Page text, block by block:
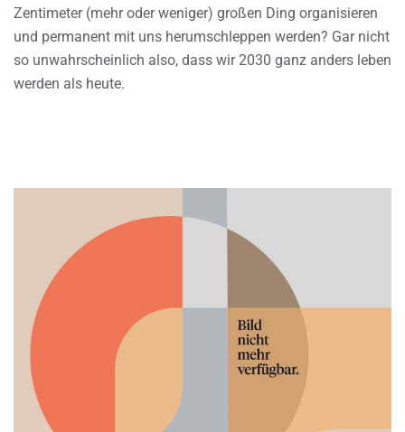
Zentimeter (mehr oder weniger) großen Ding organisieren
und permanent mit uns herumschleppen werden? Gar nicht
so unwahrscheinlich also, dass wir 2030 ganz anders leben
werden als heute.